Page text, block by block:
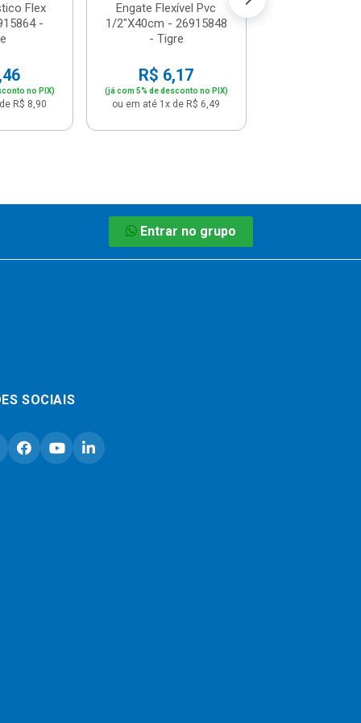
Flex
-
no PIX)
R$ 8,90
Engate Flexível Pvc
1/2"X40cm - 26915848
- Tigre
R$ 6,17
(já com 5% de desconto no PIX)
ou em até 1x de R$ 6,49
Entrar no grupo
SOCIAIS